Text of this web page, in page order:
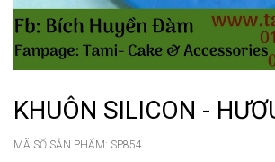
KHUÔN SILICON -
MÃ SỐ SẢN PHẨM: SP854